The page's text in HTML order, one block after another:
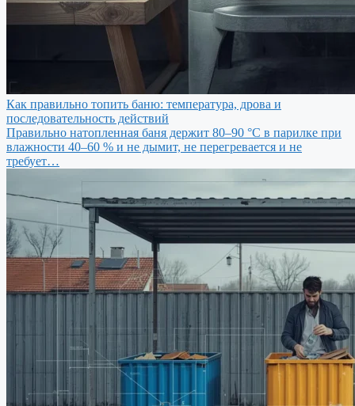
Как правильно топить баню: температура, дрова и
последовательность действий
Правильно натопленная баня держит 80–90 °C в парилке при
влажности 40–60 % и не дымит, не перегревается и не
требует…